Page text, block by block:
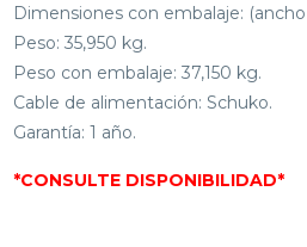
Dimensiones con embalaje:
Peso: 35,950 kg.
Peso con embalaje: 37,150 kg.
Cable de alimentación: Schuko.
Garantía: 1 año.
*CONSULTE DISPONIBILIDAD*